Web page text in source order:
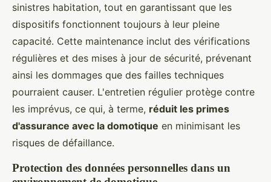
sinistres habitation, tout en garantissant que les
dispositifs fonctionnent toujours à leur pleine
capacité. Cette maintenance inclut des vérifications
régulières et des mises à jour de sécurité, prévenant
ainsi les dommages que des failles techniques
pourraient causer. L'entretien régulier protège contre
les imprévus, ce qui, à terme, réduit les primes
d'assurance avec la domotique en minimisant les
risques de défaillance.
Protection des données personnelles dans un